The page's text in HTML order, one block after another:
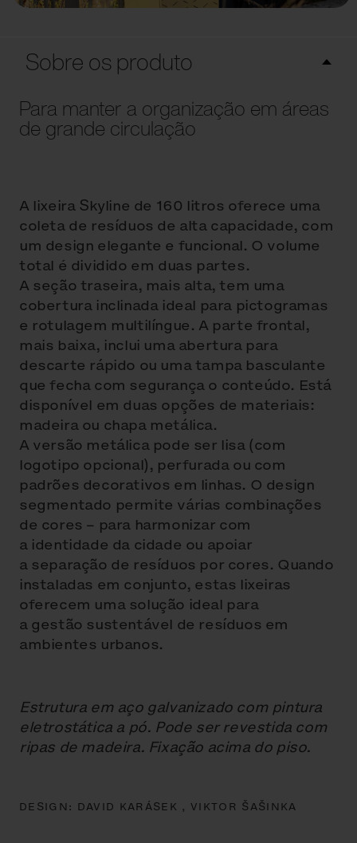
Sobre os produto
Para manter a organização em áreas
de grande circulação
A lixeira Skyline de 160 litros oferece uma
coleta de resíduos de alta capacidade, com
um design elegante e funcional. O volume
total é dividido em duas partes.
A seção traseira, mais alta, tem uma
cobertura inclinada ideal para pictogramas
e rotulagem multilíngue. A parte frontal,
mais baixa, inclui uma abertura para
descarte rápido ou uma tampa basculante
que fecha com segurança o conteúdo. Está
disponível em duas opções de materiais:
madeira ou chapa metálica.
A versão metálica pode ser lisa (com
logotipo opcional), perfurada ou com
padrões decorativos em linhas. O design
segmentado permite várias combinações
de cores – para harmonizar com
a identidade da cidade ou apoiar
a separação de resíduos por cores. Quando
instaladas em conjunto, estas lixeiras
oferecem uma solução ideal para
a gestão sustentável de resíduos em
ambientes urbanos.
Estrutura em aço galvanizado com pintura
eletrostática a pó. Pode ser revestida com
ripas de madeira. Fixação acima do piso.
DESIGN: DAVID KARÁSEK , VIKTOR ŠAŠINKA